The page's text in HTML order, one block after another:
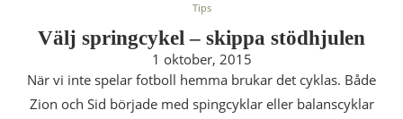
Tips
Välj springcykel – skippa stödhjulen
1 oktober, 2015
När vi inte spelar fotboll hemma brukar det cyklas. Både
Zion och Sid började med spingcyklar eller balanscyklar